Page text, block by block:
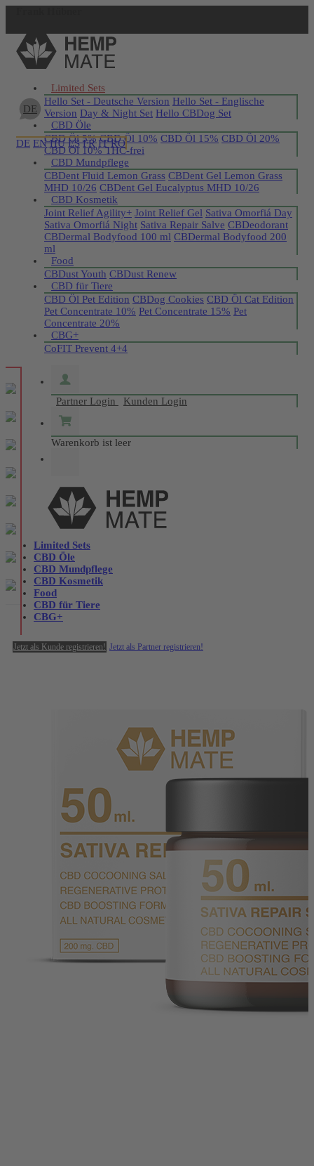
Jetzt registrieren
DE
DE EN HU ES FR IT RO
Limited Sets
Hello Set - Deutsche Version Hello Set - Englische
Version Day & Night Set Hello CBDog Set
CBD Öle
CBD Öl 5% CBD Öl 10% CBD Öl 15% CBD Öl 20%
CBD Öl 10% THC-frei
CBD Mundpflege
CBDent Fluid Lemon Grass CBDent Gel Lemon Grass
MHD 10/26 CBDent Gel Eucalyptus MHD 10/26
CBD Kosmetik
Joint Relief Agility+ Joint Relief Gel Sativa Omorfiá Day
Sativa Omorfiá Night Sativa Repair Salve CBDeodorant
CBDermal Bodyfood 100 ml CBDermal Bodyfood 200
ml
Food
CBDust Youth CBDust Renew
CBD für Tiere
CBD Öl Pet Edition CBDog Cookies CBD Öl Cat Edition
Pet Concentrate 10% Pet Concentrate 15% Pet
Concentrate 20%
CBG+
CoFIT Prevent 4+4
Partner Login Kunden Login
Warenkorb ist leer
Limited Sets
CBD Öle
CBD Mundpflege
CBD Kosmetik
Food
CBD für Tiere
CBG+
Jetzt als Kunde registrieren! Jetzt als Partner registrieren!